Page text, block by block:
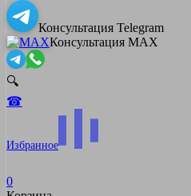
Консультация Telegram
Консультация MAX
🔍
☎
Избранное
0